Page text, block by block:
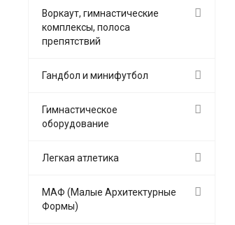
Воркаут, гимнастические
комплексы, полоса
препятствий
Гандбол и минифутбол
Гимнастическое
оборудование
Легкая атлетика
МАФ (Малые Архитектурные
Формы)